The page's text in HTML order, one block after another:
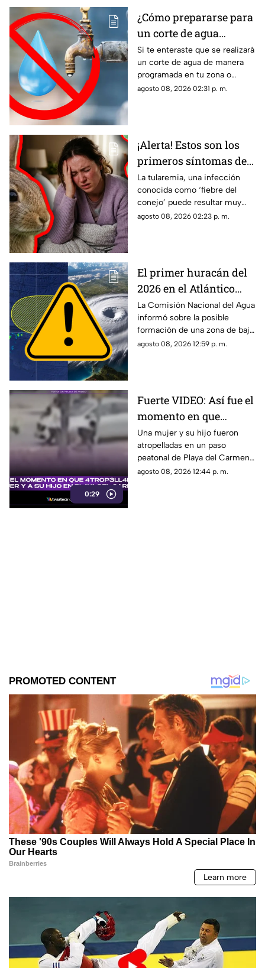
¿Cómo prepararse para
un corte de agua
programado? Esto
puedes hacer ante la
suspensión del servicio
Si te enteraste que se realizará
un corte de agua de manera
programada en tu zona o
simplemente de quedaste sin
agosto 08, 2026 02:31 p. m.
¡Alerta! Estos son los
primeros síntomas de
la ‘fiebre del conejo’ y lo
que debes saber sobre
el contagio de
tularemia
La tularemia, una infección
conocida como ‘fiebre del
conejo’ puede resultar muy
grave y aquí te compartimos
agosto 08, 2026 02:23 p. m.
El primer huracán del
2026 en el Atlántico
podría formarse en 7
días: ¿Cuál es la
probabilidad de
desarrollo ciclónico?
La Comisión Nacional del Agua
informó sobre la posible
formación de una zona de baja
presión en el Atlántico, misma
agosto 08, 2026 12:59 p. m.
0:29
Fuerte VIDEO: Así fue el
momento en que
4tr0p3ll4n a una mujer
y a su hijo en un paso
peatonal de Playa del
Carmen
Una mujer y su hijo fueron
atropelladas en un paso
peatonal de Playa del Carmen.
Cámara de seguridad captó el
agosto 08, 2026 12:44 p. m.